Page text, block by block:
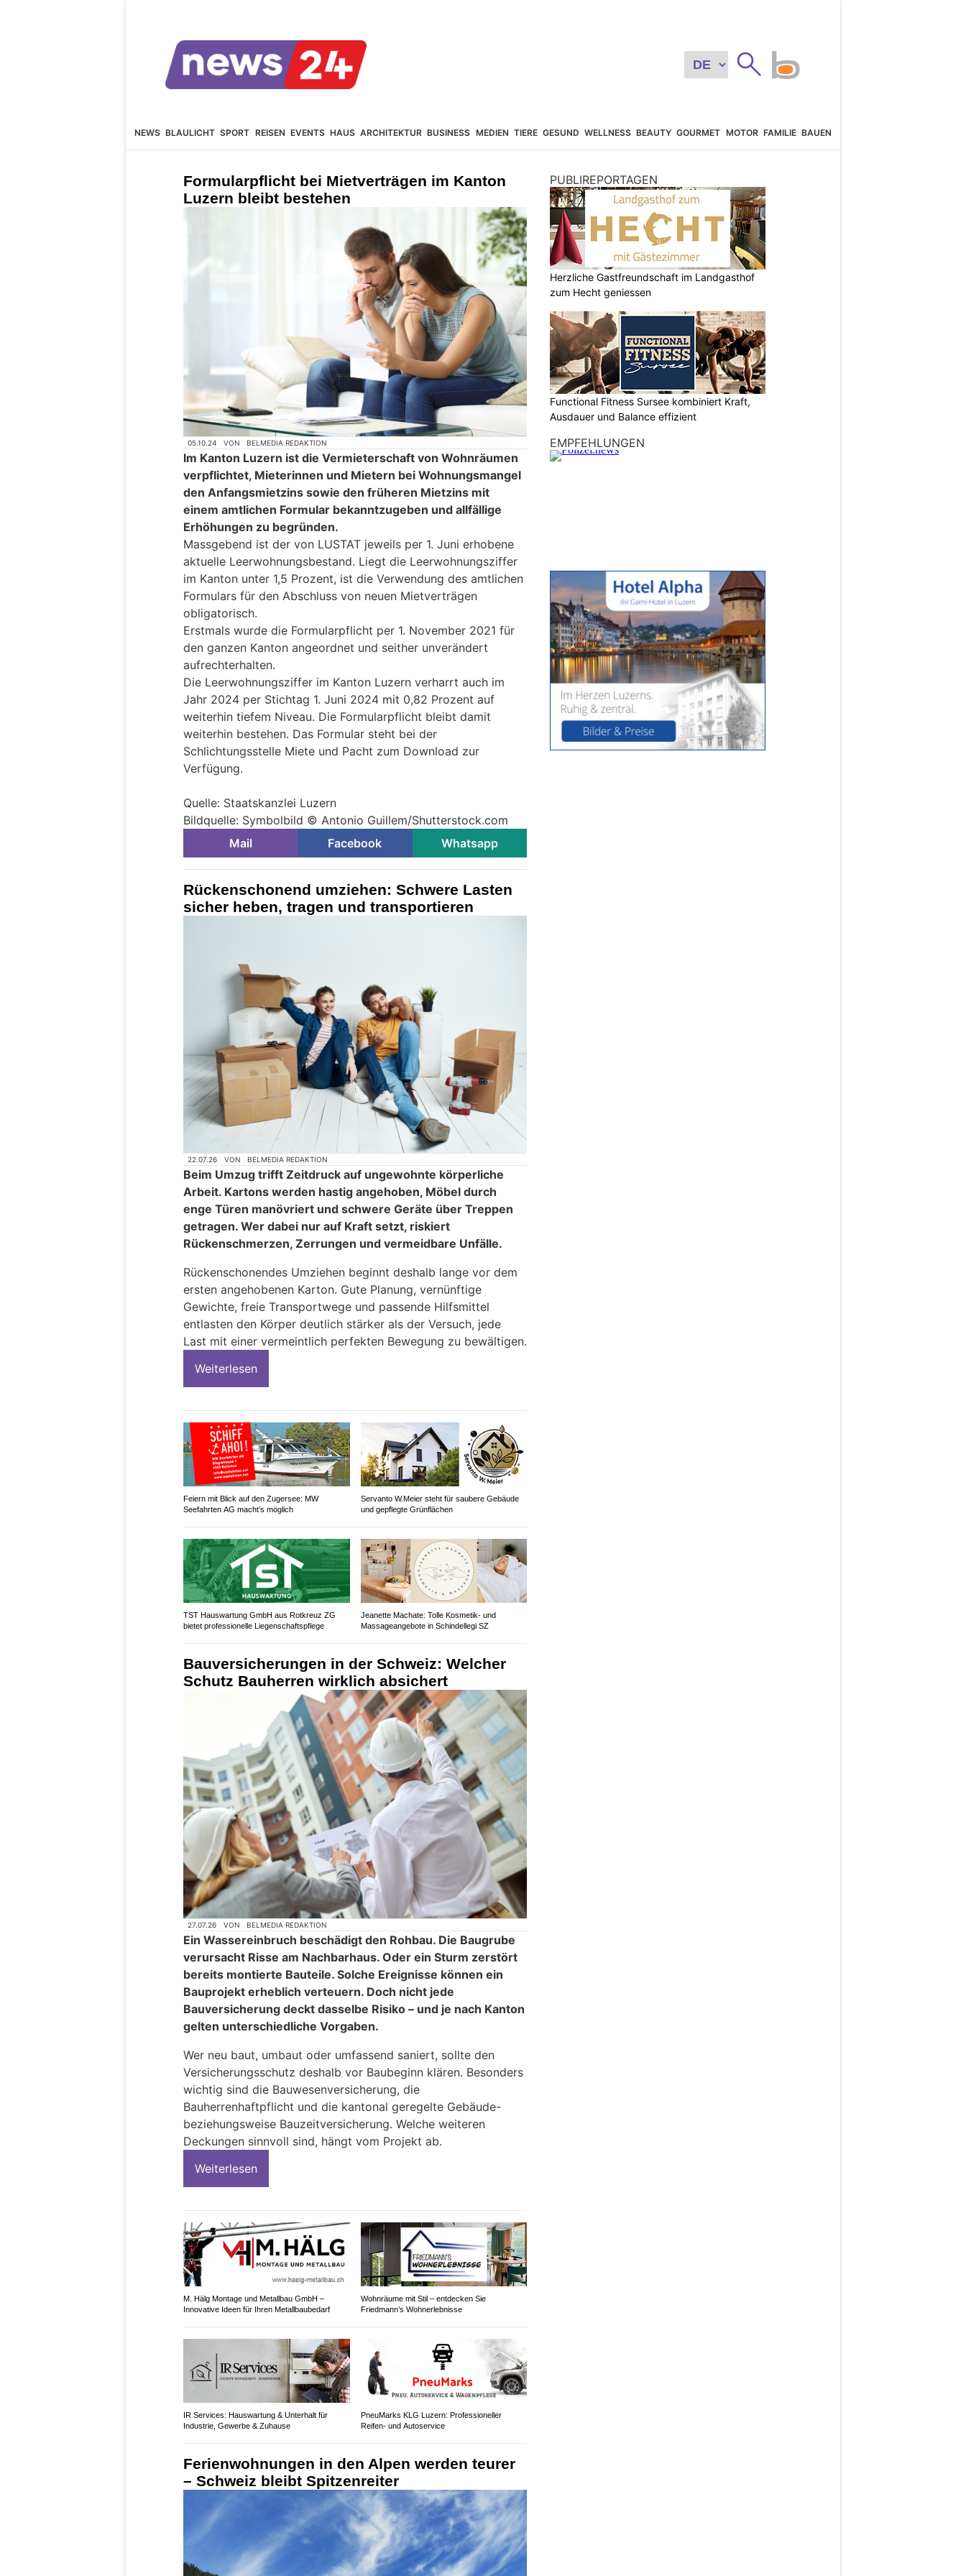
NEWS BLAULICHT SPORT REISEN EVENTS HAUS ARCHITEKTUR BUSINESS MEDIEN TIERE GESUND WELLNESS BEAUTY GOURMET MOTOR FAMILIE BAUEN
Formularpflicht bei Mietverträgen im Kanton
Luzern bleibt bestehen
05.10.24 VON BELMEDIA REDAKTION
Im Kanton Luzern ist die Vermieterschaft von Wohnräumen
verpflichtet, Mieterinnen und Mietern bei Wohnungsmangel
den Anfangsmietzins sowie den früheren Mietzins mit
einem amtlichen Formular bekanntzugeben und allfällige
Erhöhungen zu begründen.
Massgebend ist der von LUSTAT jeweils per 1. Juni erhobene
aktuelle Leerwohnungsbestand. Liegt die Leerwohnungsziffer
im Kanton unter 1,5 Prozent, ist die Verwendung des amtlichen
Formulars für den Abschluss von neuen Mietverträgen
obligatorisch.
Erstmals wurde die Formularpflicht per 1. November 2021 für
den ganzen Kanton angeordnet und seither unverändert
aufrechterhalten.
Die Leerwohnungsziffer im Kanton Luzern verharrt auch im
Jahr 2024 per Stichtag 1. Juni 2024 mit 0,82 Prozent auf
weiterhin tiefem Niveau. Die Formularpflicht bleibt damit
weiterhin bestehen. Das Formular steht bei der
Schlichtungsstelle Miete und Pacht zum Download zur
Verfügung.
Quelle: Staatskanzlei Luzern
Bildquelle: Symbolbild © Antonio Guillem/Shutterstock.com
Mail
Facebook Whatsapp
Rückenschonend umziehen: Schwere Lasten
sicher heben, tragen und transportieren
22.07.26 VON BELMEDIA REDAKTION
Beim Umzug trifft Zeitdruck auf ungewohnte körperliche
Arbeit. Kartons werden hastig angehoben, Möbel durch
enge Türen manövriert und schwere Geräte über Treppen
getragen. Wer dabei nur auf Kraft setzt, riskiert
Rückenschmerzen, Zerrungen und vermeidbare Unfälle.
Rückenschonendes Umziehen beginnt deshalb lange vor dem
ersten angehobenen Karton. Gute Planung, vernünftige
Gewichte, freie Transportwege und passende Hilfsmittel
entlasten den Körper deutlich stärker als der Versuch, jede
Last mit einer vermeintlich perfekten Bewegung zu bewältigen.
Weiterlesen
Feiern mit Blick auf den Zugersee: MW
Seefahrten AG macht’s möglich
Servanto W.Meier steht für saubere Gebäude
und gepflegte Grünflächen
TST Hauswartung GmbH aus Rotkreuz ZG
bietet professionelle Liegenschaftspflege
Jeanette Machate: Tolle Kosmetik- und
Massageangebote in Schindellegi SZ
Bauversicherungen in der Schweiz: Welcher
Schutz Bauherren wirklich absichert
27.07.26 VON BELMEDIA REDAKTION
Ein Wassereinbruch beschädigt den Rohbau. Die Baugrube
verursacht Risse am Nachbarhaus. Oder ein Sturm zerstört
bereits montierte Bauteile. Solche Ereignisse können ein
Bauprojekt erheblich verteuern. Doch nicht jede
Bauversicherung deckt dasselbe Risiko – und je nach Kanton
gelten unterschiedliche Vorgaben.
Wer neu baut, umbaut oder umfassend saniert, sollte den
Versicherungsschutz deshalb vor Baubeginn klären. Besonders
wichtig sind die Bauwesenversicherung, die
Bauherrenhaftpflicht und die kantonal geregelte Gebäude-
beziehungsweise Bauzeitversicherung. Welche weiteren
Deckungen sinnvoll sind, hängt vom Projekt ab.
Weiterlesen
M. Hälg Montage und Metallbau GmbH –
Innovative Ideen für Ihren Metallbaubedarf
Wohnräume mit Stil – entdecken Sie
Friedmann’s Wohnerlebnisse
IR Services: Hauswartung & Unterhalt für
Industrie, Gewerbe & Zuhause
PneuMarks KLG Luzern: Professioneller
Reifen- und Autoservice
Ferienwohnungen in den Alpen werden teurer
– Schweiz bleibt Spitzenreiter
PUBLIREPORTAGEN
Herzliche Gastfreundschaft im Landgasthof
zum Hecht geniessen
Functional Fitness Sursee kombiniert Kraft,
Ausdauer und Balance effizient
EMPFEHLUNGEN